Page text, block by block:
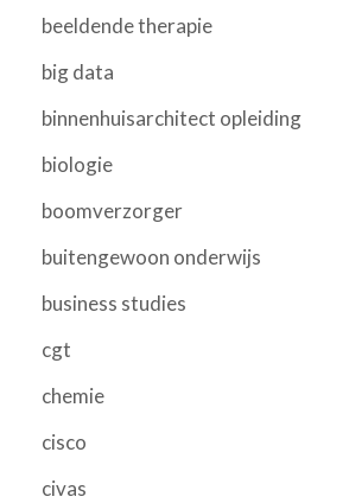
beeldende therapie
big data
binnenhuisarchitect opleiding
biologie
boomverzorger
buitengewoon onderwijs
business studies
cgt
chemie
cisco
civas